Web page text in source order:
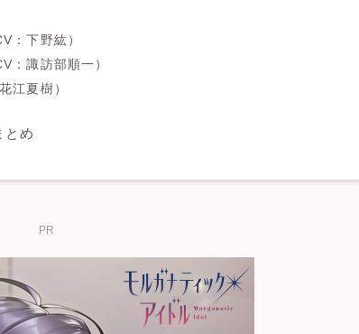
：下野紘）
：諏訪部順一）
江夏樹）
とめ
PR